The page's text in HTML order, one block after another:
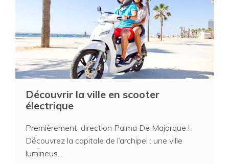
Découvrir la ville en scooter
électrique
Premièrement, direction Palma De Majorque !
Découvrez la capitale de l’archipel : une ville
lumineus...